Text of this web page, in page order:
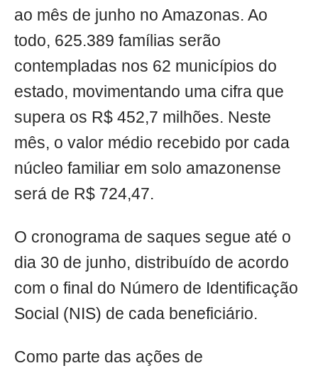
ao mês de junho no Amazonas. Ao
todo, 625.389 famílias serão
contempladas nos 62 municípios do
estado, movimentando uma cifra que
supera os R$ 452,7 milhões. Neste
mês, o valor médio recebido por cada
núcleo familiar em solo amazonense
será de R$ 724,47.
O cronograma de saques segue até o
dia 30 de junho, distribuído de acordo
com o final do Número de Identificação
Social (NIS) de cada beneficiário.
Como parte das ações de